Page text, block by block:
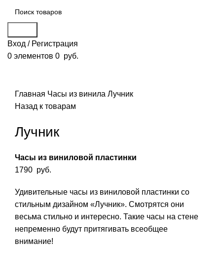
Вход / Регистрация
0 элементов 0 руб.
Главная Часы из винила Лучник
Назад к товарам
Лучник
Часы из виниловой пластинки
1790 руб.
Удивительные часы из виниловой пластинки со
стильным дизайном «Лучник». Смотрятся они
весьма стильно и интересно. Такие часы на стене
непременно будут притягивать всеобщее
внимание!